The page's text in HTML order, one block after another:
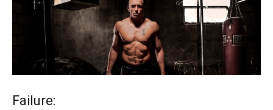
Failure: